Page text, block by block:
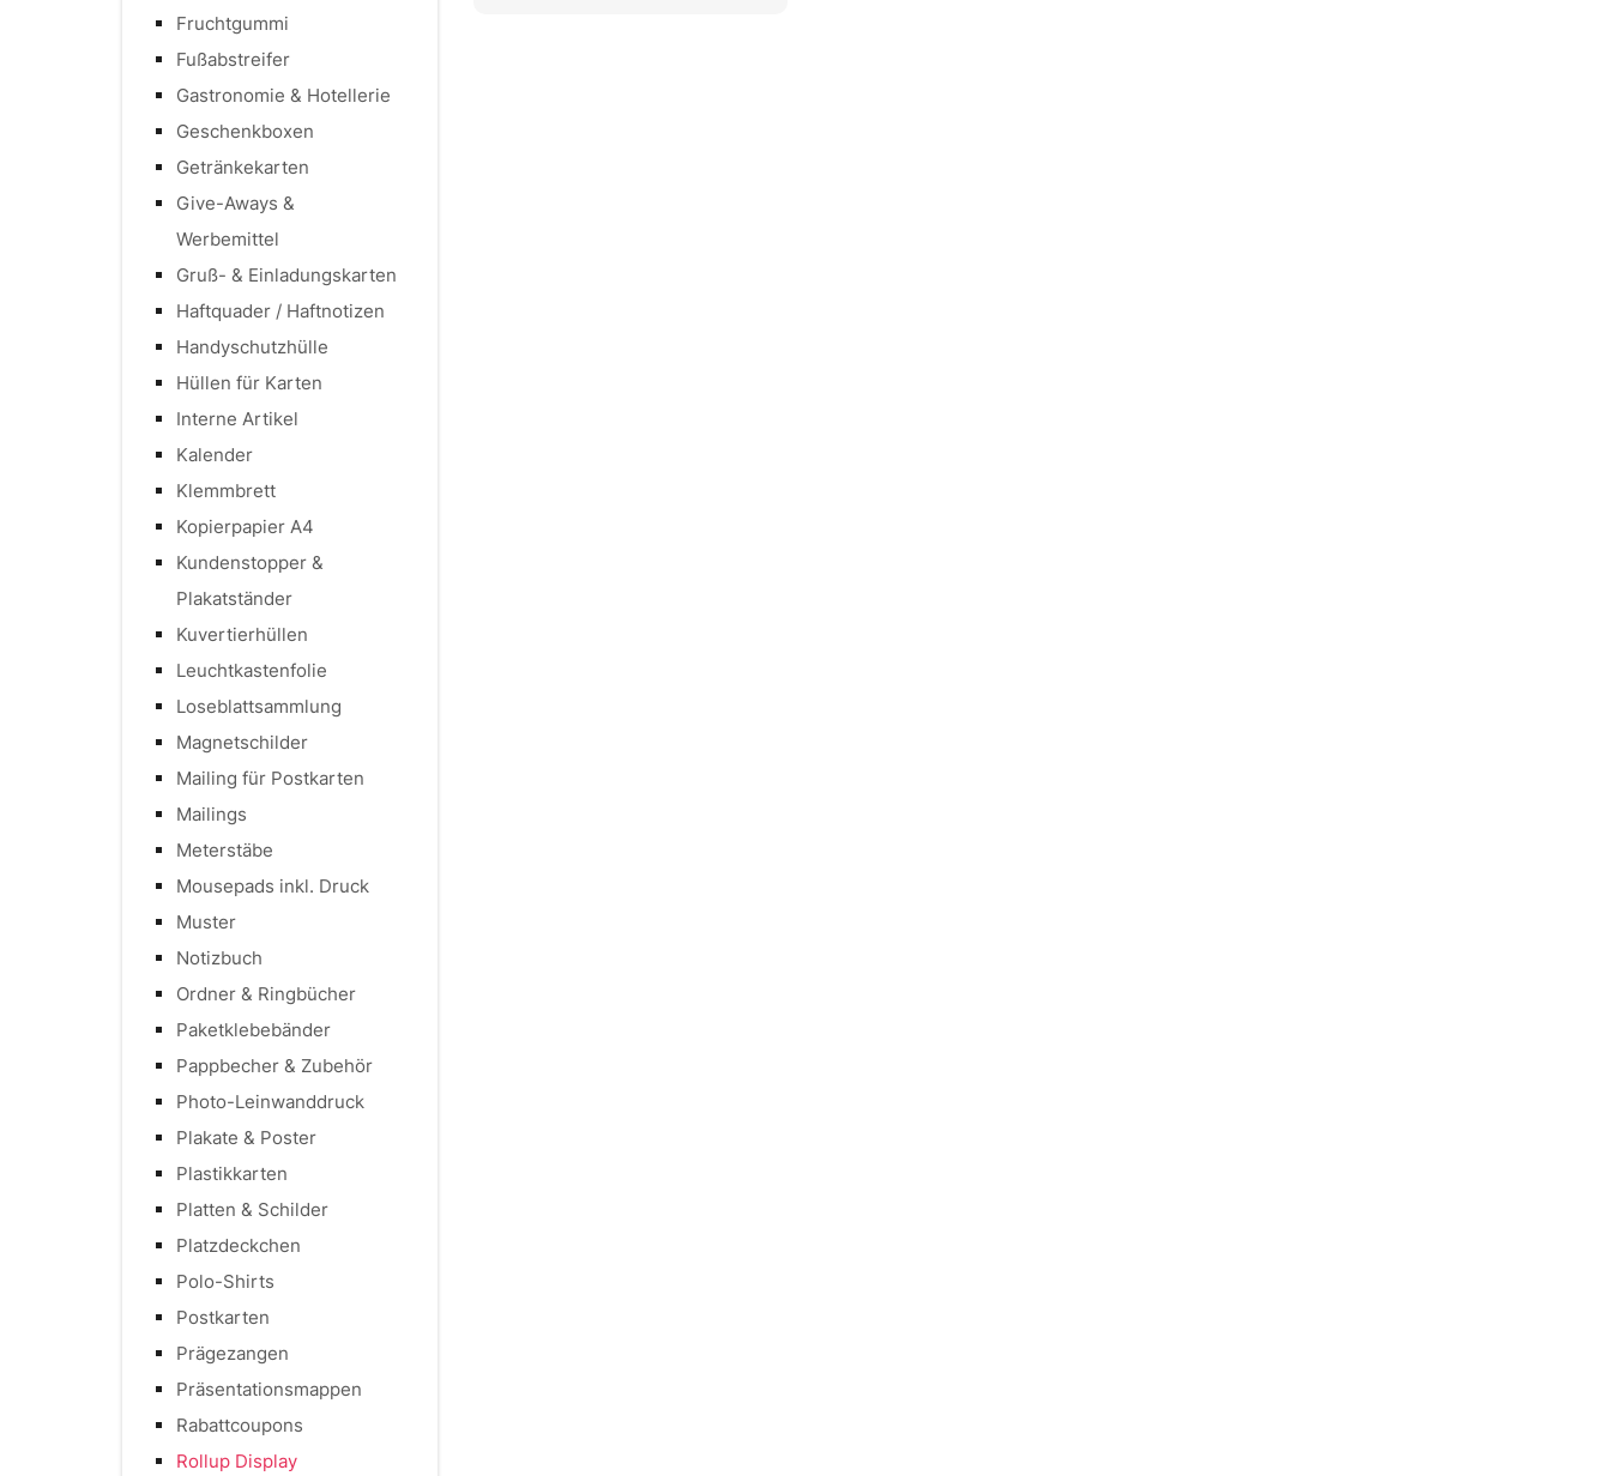
Fruchtgummi
Fußabstreifer
Gastronomie & Hotellerie
Geschenkboxen
Getränkekarten
Give-Aways &
Werbemittel
Gruß- & Einladungskarten
Haftquader / Haftnotizen
Handyschutzhülle
Hüllen für Karten
Interne Artikel
Kalender
Klemmbrett
Kopierpapier A4
Kundenstopper &
Plakatständer
Kuvertierhüllen
Leuchtkastenfolie
Loseblattsammlung
Magnetschilder
Mailing für Postkarten
Mailings
Meterstäbe
Mousepads inkl. Druck
Muster
Notizbuch
Ordner & Ringbücher
Paketklebebänder
Pappbecher & Zubehör
Photo-Leinwanddruck
Plakate & Poster
Plastikkarten
Platten & Schilder
Platzdeckchen
Polo-Shirts
Postkarten
Prägezangen
Präsentationsmappen
Rabattcoupons
Rollup Display